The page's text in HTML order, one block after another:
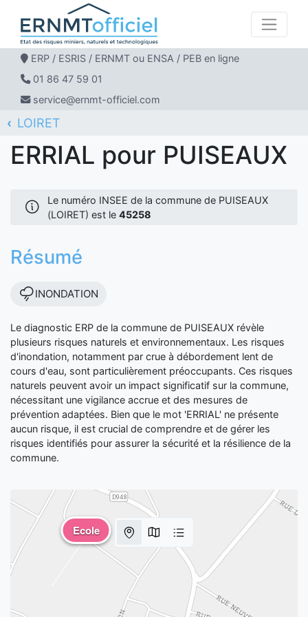
ERP / ESRIS / ERNMT ou ENSA / PEB en ligne
01 86 47 59 01
service@ernmt-officiel.com
ERNMT Officiel
ERRIAL
LOIRET
PUISEAUX
ERRIAL pour PUISEAUX
Le numéro INSEE de la commune de PUISEAUX
(LOIRET) est le 45258
Résumé
INONDATION
Le diagnostic ERP de la commune de PUISEAUX révèle
plusieurs risques naturels et environnementaux. Les risques
d'inondation, notamment par crue à débordement lent de
cours d'eau, sont particulièrement préoccupants. Ces risques
naturels peuvent avoir un impact significatif sur la commune,
nécessitant une vigilance accrue et des mesures de
prévention adaptées. Bien que le mot 'ERRIAL' ne présente
aucun risque, il est crucial de comprendre et de gérer les
risques identifiés pour assurer la sécurité et la résilience de la
commune.
Ecole